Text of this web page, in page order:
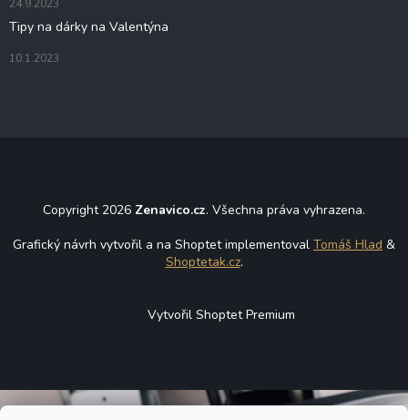
24.9.2023
Tipy na dárky na Valentýna
10.1.2023
Copyright 2026 Zenavico.cz. Všechna práva vyhrazena.
Grafický návrh vytvořil a na Shoptet implementoval Tomáš Hlad &
Shoptetak.cz.
Vytvořil Shoptet Premium